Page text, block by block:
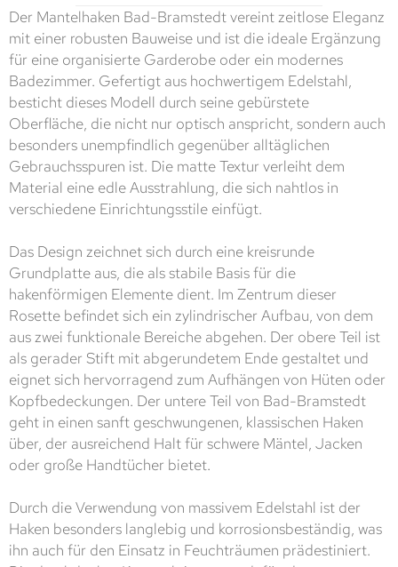
Der Mantelhaken Bad-Bramstedt vereint zeitlose Eleganz
mit einer robusten Bauweise und ist die ideale Ergänzung
für eine organisierte Garderobe oder ein modernes
Badezimmer. Gefertigt aus hochwertigem Edelstahl,
besticht dieses Modell durch seine gebürstete
Oberfläche, die nicht nur optisch anspricht, sondern auch
besonders unempfindlich gegenüber alltäglichen
Gebrauchsspuren ist. Die matte Textur verleiht dem
Material eine edle Ausstrahlung, die sich nahtlos in
verschiedene Einrichtungsstile einfügt.
Das Design zeichnet sich durch eine kreisrunde
Grundplatte aus, die als stabile Basis für die
hakenförmigen Elemente dient. Im Zentrum dieser
Rosette befindet sich ein zylindrischer Aufbau, von dem
aus zwei funktionale Bereiche abgehen. Der obere Teil ist
als gerader Stift mit abgerundetem Ende gestaltet und
eignet sich hervorragend zum Aufhängen von Hüten oder
Kopfbedeckungen. Der untere Teil von Bad-Bramstedt
geht in einen sanft geschwungenen, klassischen Haken
über, der ausreichend Halt für schwere Mäntel, Jacken
oder große Handtücher bietet.
Durch die Verwendung von massivem Edelstahl ist der
Haken besonders langlebig und korrosionsbeständig, was
ihn auch für den Einsatz in Feuchträumen prädestiniert.